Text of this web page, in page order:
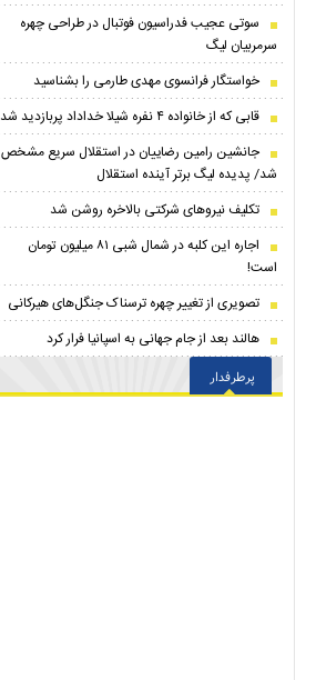
سوتی عجیب فدراسیون فوتبال در طراحی چهره
سرمربیان لیگ
خواستگار فرانسوی مهدی طارمی را بشناسید
قابی که از خانواده ۴ نفره شیلا خداداد پربازدید شد
جانشین رامین رضاییان در استقلال سریع مشخص
شد/ پدیده لیگ برتر آینده استقلال
تکلیف نیروهای شرکتی بالاخره روشن شد
اجاره این کلبه در شمال شبی ۸۱ میلیون تومان
است!
تصویری از تغییر چهره ترسناک جنگل‌های هیرکانی
هالند بعد از جام جهانی به اسپانیا فرار کرد
پرطرفدار